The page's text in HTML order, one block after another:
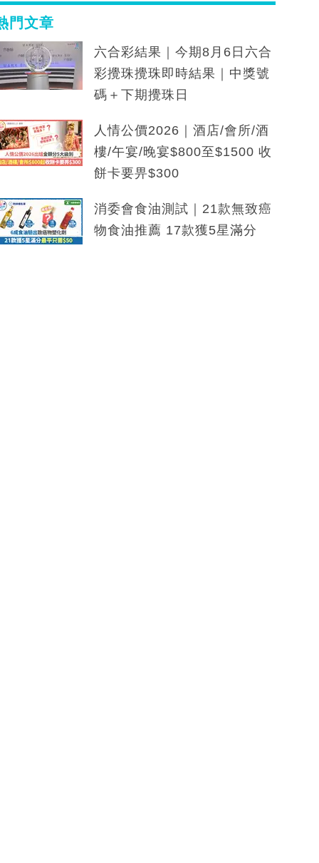
門文章
六合彩結果｜今期8月6日六合
彩攪珠攪珠即時結果｜中獎號
碼＋下期攪珠日
人情公價2026｜酒店/會所/酒
樓/午宴/晚宴$800至$1500 收
餅卡要畀$300
消委會食油測試｜21款無致癌
物食油推薦 17款獲5星滿分